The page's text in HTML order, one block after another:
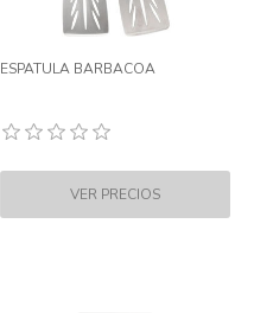
ESPATULA BARBACOA